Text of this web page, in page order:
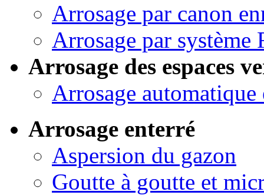
Arrosage par canon
Arrosage par système
Arrosage des espaces
Arrosage automatique
Arrosage enterré
Aspersion du gazon
Goutte à goutte et